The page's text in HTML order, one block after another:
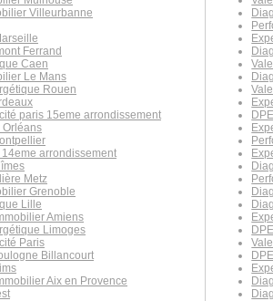
Villeurbanne
Ferrand
Caen
Le Mans
Rouen
paris 15eme arrondissement
Orléans
arrondissement
Metz
Grenoble
Lille
Amiens
Limoges
Paris
Billancourt
Aix en Provence